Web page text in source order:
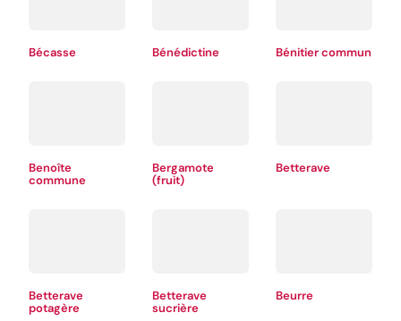
Bécasse Bénédictine Bénitier commun
Benoîte
commune
Bergamote
(fruit)
Betterave
Betterave
potagère
Betterave
sucrière
Beurre